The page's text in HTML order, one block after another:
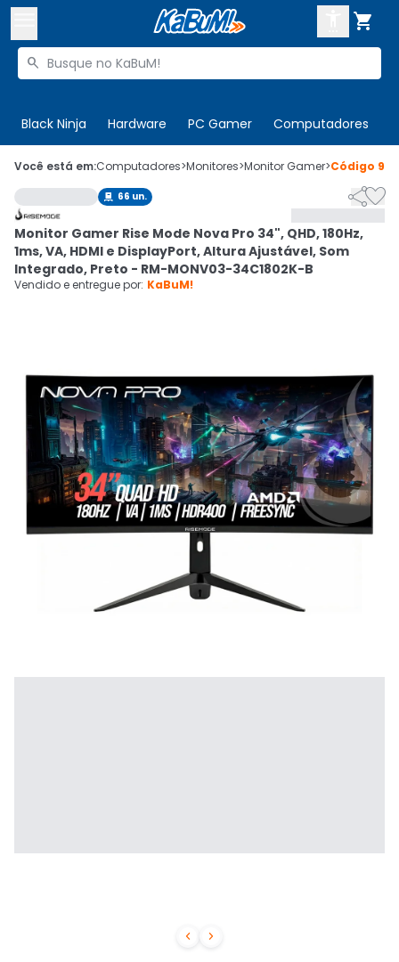

Buscar produtos

Black Ninja Hardware PC Gamer Computadores
 Olá. Acesse sua conta
 Departamentos
Cupons
Mais Vendidos
CADASTRE-SE
Você está em:Computadores>Monitores>Monitor Gamer>Código
 
 66 un. 
Monitor Gamer Rise Mode Nova Pro 34", QHD, 180Hz,
1ms, VA, HDMI e DisplayPort, Altura Ajustável, Som
Integrado, Preto - RM-MONV03-34C1802K-B
Vendido e entregue por: KaBuM!